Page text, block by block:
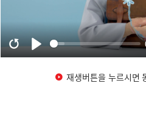
재생버튼을 누르시면